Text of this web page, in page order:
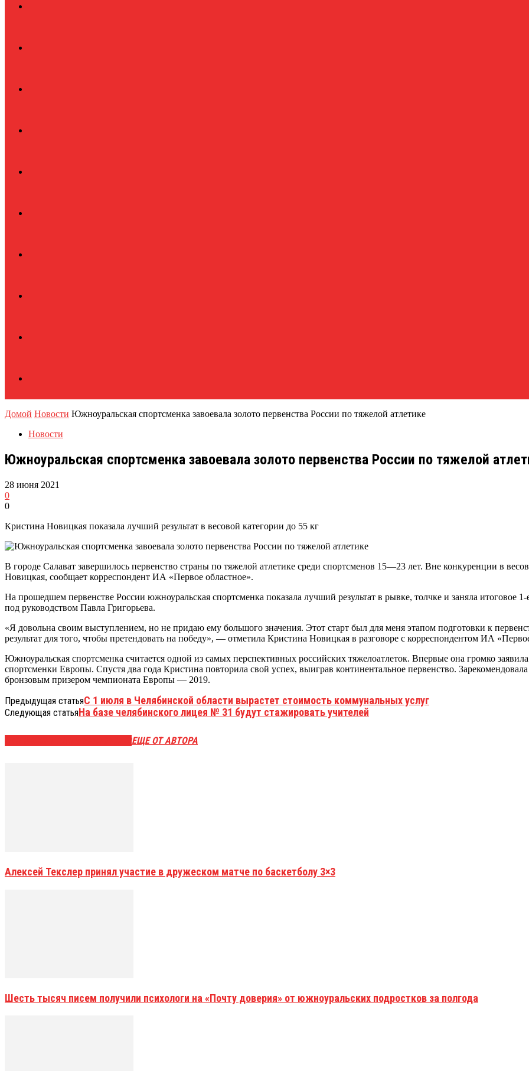
Домой Новости Южноуральская спортсменка завоевала золото первенства России по тяжелой атлетике
Новости
Южноуральская спортсменка завоевала золото первенства России по тяжелой
28 июня 2021
0
0
Кристина Новицкая показала лучший результат в весовой категории до 55 кг
В городе Салават завершилось первенство страны по тяжелой атлетике среди спортсменов 15—23 лет. Вне конкуренции в
Новицкая, сообщает корреспондент ИА «Первое областное».
На прошедшем первенстве России южноуральская спортсменка показала лучший результат в рывке, толчке и заняла итоговое
под руководством Павла Григорьева.
«Я довольна своим выступлением, но не придаю ему большого значения. Этот старт был для меня этапом подготовки к
результат для того, чтобы претендовать на победу», — отметила Кристина Новицкая в разговоре с корреспондентом ИА
Южноуральская спортсменка считается одной из самых перспективных российских тяжелоатлеток. Впервые она громко
спортсменки Европы. Спустя два года Кристина повторила свой успех, выиграв континентальное первенство.
бронзовым призером чемпионата Европы — 2019.
Предыдущая статьяС 1 июля в Челябинской области вырастет стоимость коммунальных услуг
Следующая статьяНа базе челябинского лицея № 31 будут стажировать учителей
ЕЩЕ ОТ АВТОРА
Алексей Текслер принял участие в дружеском матче по баскетболу 3×3
Шесть тысяч писем получили психологи на «Почту доверия» от южноуральских подростков за полгода